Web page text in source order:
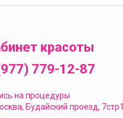
красоты
779-12-87
на процедуры
Будайский проезд, 7стр1